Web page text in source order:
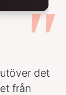
det
från